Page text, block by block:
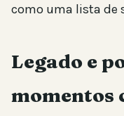
como uma lista de
Legado e
momentos